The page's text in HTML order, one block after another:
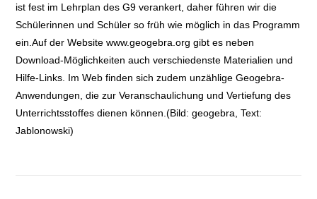
ist fest im Lehrplan des G9 verankert, daher führen wir die
Schülerinnen und Schüler so früh wie möglich in das Programm
ein.Auf der Website www.geogebra.org gibt es neben
Download-Möglichkeiten auch verschiedenste Materialien und
Hilfe-Links. Im Web finden sich zudem unzählige Geogebra-
Anwendungen, die zur Veranschaulichung und Vertiefung des
Unterrichtsstoffes dienen können.(Bild: geogebra, Text:
Jablonowski)